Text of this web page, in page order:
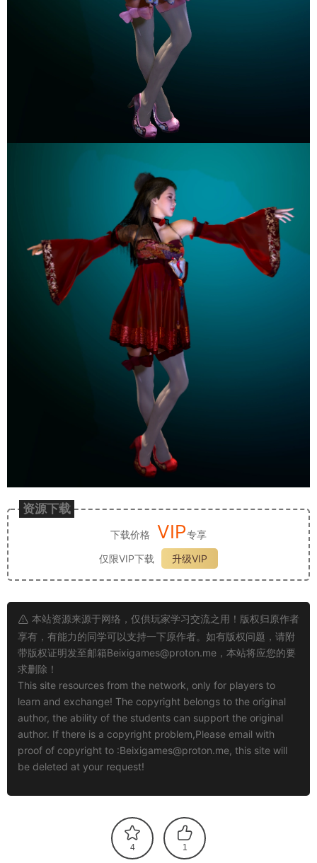
资源下载
下载价格 VIP专享
仅限VIP下载
升级VIP
本站资源来源于网络，仅供玩家学习交流之用！版权归原作者
享有，有能力的同学可以支持一下原作者。如有版权问题，请附
带版权证明发至邮箱Beixigames@proton.me ，本站将应您的要
求删除！
This site resources from the network, only for players to
learn and exchange! The copyright belongs to the original
author, the ability of the students can support the original
author. If there is a copyright problem,Please email with
proof of copyright to :Beixigames@proton.me, this site will
be deleted at your request!
4 1